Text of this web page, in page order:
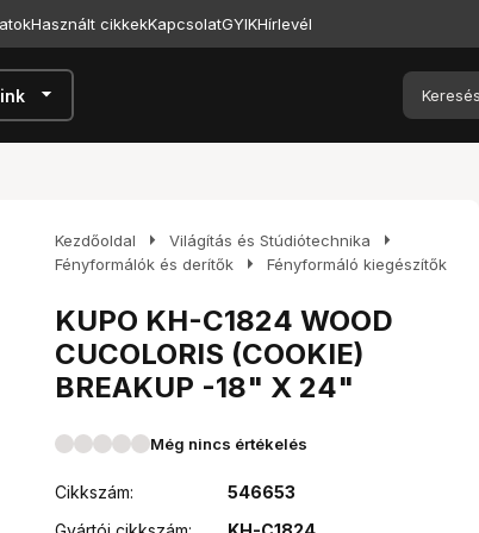
Használt cikkekKapcsolatGYIKHírlevél
arrow_drop_down
Kezdőoldal arrow_right Világítás és Stúdiótechnika arrow_right
Fényformálók és derítők arrow_right Fényformáló kiegészítők
KUPO KH-C1824 WOOD
CUCOLORIS (COOKIE)
BREAKUP -18" X 24"
Még nincs értékelés
Cikkszám:
546653